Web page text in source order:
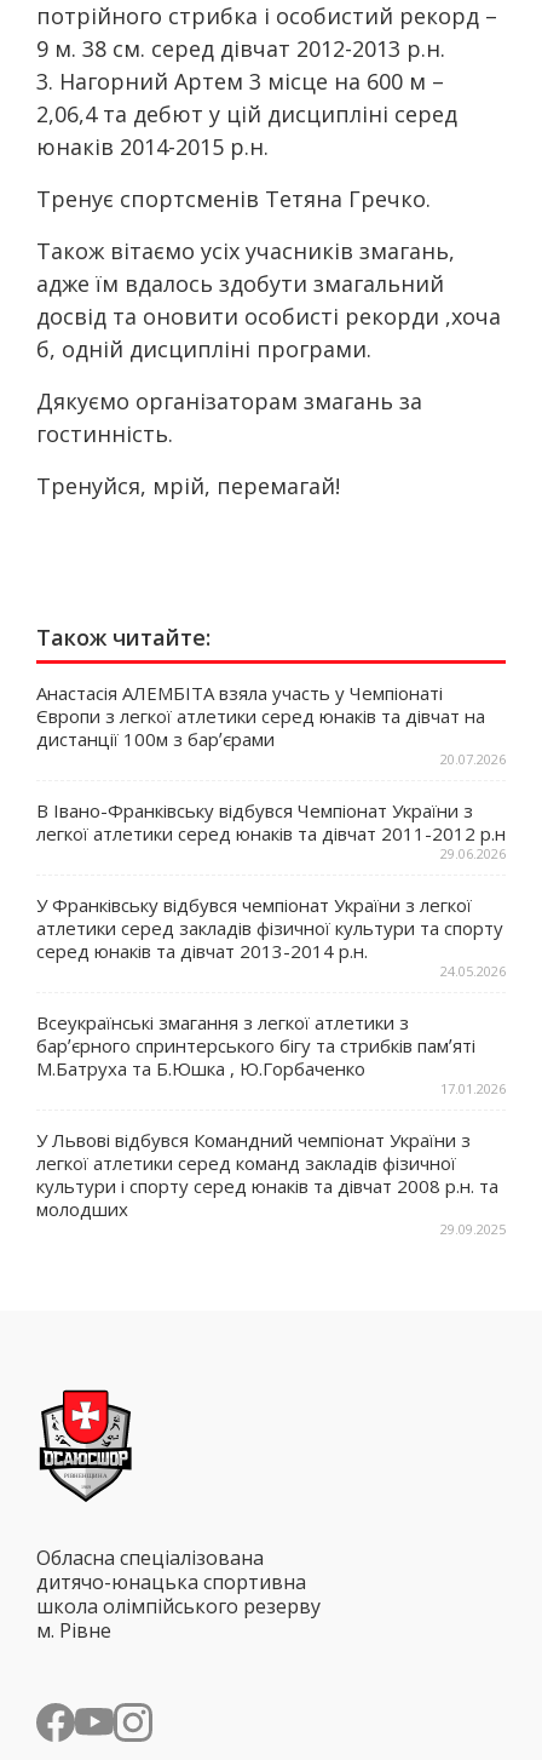
потрійного стрибка і особистий рекорд –
9 м. 38 см. серед дівчат 2012-2013 р.н.
3. Нагорний Артем 3 місце на 600 м –
2,06,4 та дебют у цій дисципліні серед
юнаків 2014-2015 р.н.
Тренує спортсменів Тетяна Гречко.
Також вітаємо усіх учасників змагань,
адже їм вдалось здобути змагальний
досвід та оновити особисті рекорди ,хоча
б, одній дисципліні програми.
Дякуємо організаторам змагань за
гостинність.
Тренуйся, мрій, перемагай!
Також читайте:
Анастасія АЛЕМБІТА взяла участь у Чемпіонаті
Європи з легкої атлетики серед юнаків та дівчат на
дистанції 100м з барʼєрами
20.07.2026
В Івано-Франківську відбувся Чемпіонат України з
легкої атлетики серед юнаків та дівчат 2011-2012 р.н
29.06.2026
У Франківську відбувся чемпіонат України з легкої
атлетики серед закладів фізичної культури та спорту
серед юнаків та дівчат 2013-2014 р.н.
24.05.2026
Всеукраїнські змагання з легкої атлетики з
барʼєрного спринтерського бігу та стрибків памʼяті
М.Батруха та Б.Юшка , Ю.Горбаченко
17.01.2026
У Львові відбувся Командний чемпіонат України з
легкої атлетики серед команд закладів фізичної
культури і спорту серед юнаків та дівчат 2008 р.н. та
молодших
29.09.2025
Обласна спеціалізована
дитячо-юнацька спортивна
школа олімпійського резерву
м. Рівне